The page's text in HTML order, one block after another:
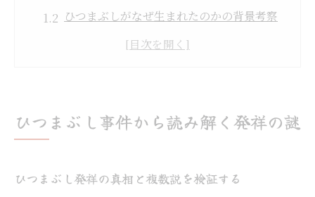
ひつまぶしがなぜ生まれたのかの背景考察
ひつまぶし 三重発祥説の根拠と課題を探る
なぜ生まれたのかひつまぶしの真実
うなぎ料理としてのひつまぶしの誕生理由
ひつまぶし事件から読み解く発祥の謎
ひつまぶし発祥の真相と複数説を検証する